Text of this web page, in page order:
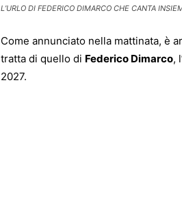
L’URLO DI FEDERICO DIMARCO CHE CANTA
Come annunciato nella mattinata, è
tratta di quello di Federico Dimarco,
2027.